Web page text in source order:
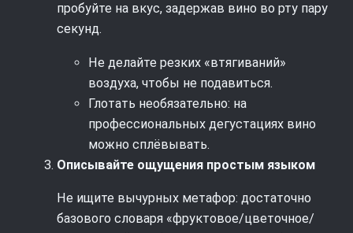
пробуйте на вкус, задержав вино во рту пару
секунд.
Не делайте резких «втягиваний»
воздуха, чтобы не подавиться.
Глотать необязательно: на
профессиональных дегустациях вино
можно сплёвывать.
Описывайте ощущения простым языком
Не ищите вычурных метафор: достаточно
базового словаря «фруктовое/цветочное/